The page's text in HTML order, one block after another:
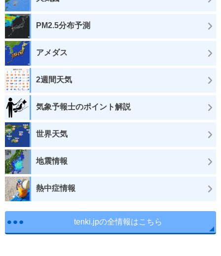
PM2.5分布予測
アメダス
2週間天気
気象予報士のポイント解説
世界天気
地震情報
熱中症情報
tenki.jpの全情報はこちら